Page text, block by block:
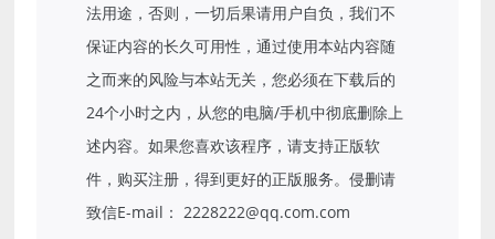
法用途，否则，一切后果请用户自负，我们不
保证内容的长久可用性，通过使用本站内容随
之而来的风险与本站无关，您必须在下载后的
24个小时之内，从您的电脑/手机中彻底删除上
述内容。如果您喜欢该程序，请支持正版软
件，购买注册，得到更好的正版服务。侵删请
致信E-mail： 2228222@qq.com.com